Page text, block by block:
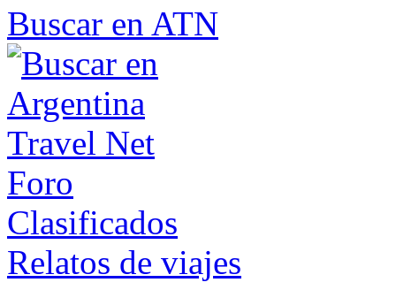
Buscar en ATN
Foro
Clasificados
Relatos de viajes